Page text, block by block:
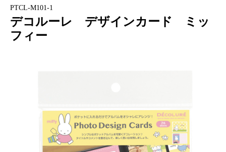
PTCL-M101-1
デコルーレ デザインカード ミッ
フィー
ポケットアルバムに差し込むだけで、L判のポケッ
トアルバムを簡単にかわいくデコレーションでき